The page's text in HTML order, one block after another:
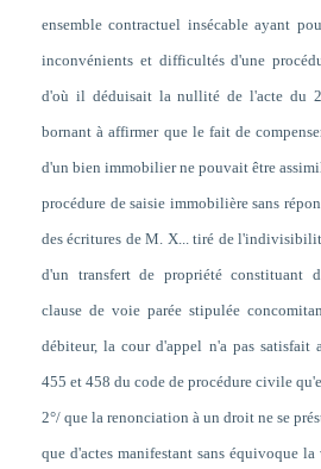
ensemble contractuel insécable ayant
inconvénients et difficultés d'une
d'où il déduisait la nullité de l'acte du
bornant à affirmer que le fait de
d'un bien immobilier ne pouvait être
procédure de saisie immobilière sans
des écritures de M. X... tiré de
d'un transfert de propriété constituant
clause de voie parée stipulée
débiteur, la cour d'appel n'a pas satisfait
455 et 458 du code de procédure civile
2°/ que la renonciation à un droit ne se
que d'actes manifestant sans équivoque